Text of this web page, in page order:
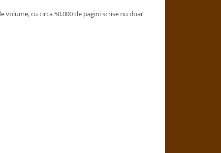
volume, cu circa 50.000 de pagini scrise nu doar